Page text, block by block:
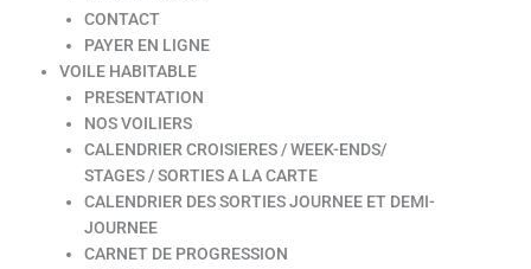
CONTACT
PAYER EN LIGNE
VOILE HABITABLE
PRESENTATION
NOS VOILIERS
CALENDRIER CROISIERES / WEEK-ENDS/
STAGES / SORTIES A LA CARTE
CALENDRIER DES SORTIES JOURNEE ET DEMI-
JOURNEE
CARNET DE PROGRESSION